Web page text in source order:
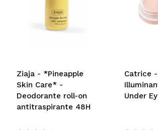
Ziaja - *Pineapple
Skin Care* -
Deodorante roll-on
antitraspirante 48H
Catrice
Under